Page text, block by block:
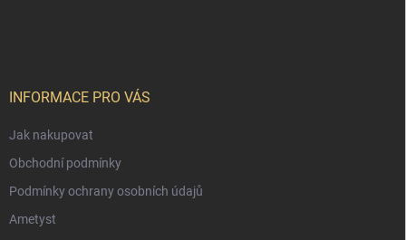
INFORMACE PRO VÁS
Jak nakupovat
Obchodní podmínky
Podmínky ochrany osobních údajů
Ametyst